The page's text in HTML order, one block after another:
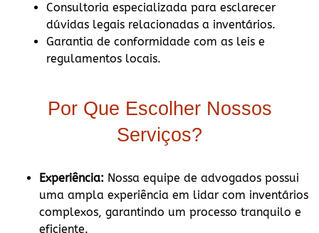
Consultoria especializada para esclarecer
dúvidas legais relacionadas a inventários.
Garantia de conformidade com as leis e
regulamentos locais.
Por Que Escolher Nossos
Serviços?
Experiência: Nossa equipe de advogados possui
uma ampla experiência em lidar com inventários
complexos, garantindo um processo tranquilo e
eficiente.